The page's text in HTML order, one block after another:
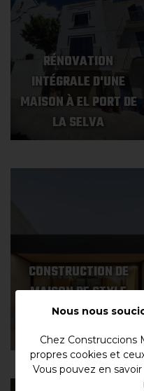
RÉNOVATION
INTÉGRALE D'UNE
MAISON À EL PORT DE
LA SELVA
CONSTRUCTION DE
MAISON DE STYLE
INDUSTRIEL À
VILABERTRAN
Nous nous
Chez Construccions
propres cookies et
Vous pouvez en